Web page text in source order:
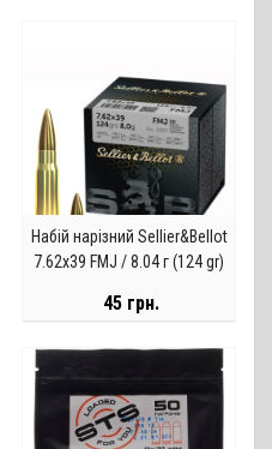
Набій нарізний Sellier&Bellot
7.62х39 FMJ / 8.04 г (124 gr)
45 грн.